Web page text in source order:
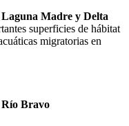
Madre y Delta
superficies de hábitat
migratorias en
Bravo